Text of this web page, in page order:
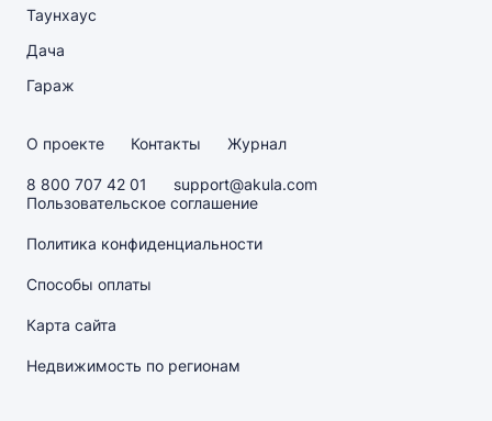
Таунхаус
Дача
Гараж
О проекте Контакты Журнал
8 800 707 42 01
support@akula.com
Пользовательское соглашение
Политика конфиденциальности
Способы оплаты
Карта сайта
Недвижимость по регионам